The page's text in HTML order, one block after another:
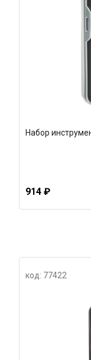
Набор
914 ₽
код: 77422